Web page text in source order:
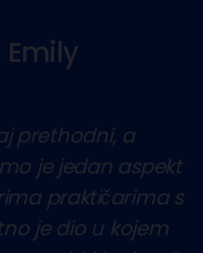
Emily
prethodni, a
je jedan aspekt
praktičarima s
je dio u kojem